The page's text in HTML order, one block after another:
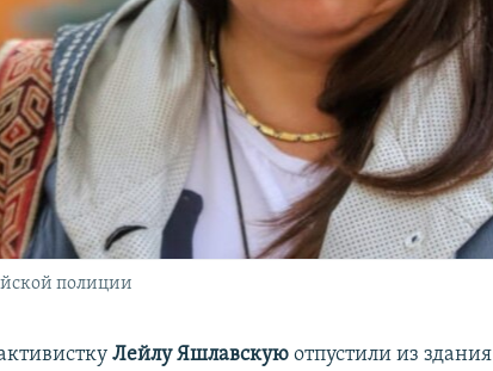
полиции
Лейлу Яшлавскую отпустили из здания